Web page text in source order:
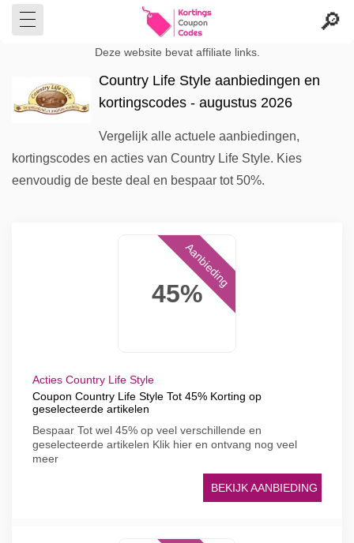
Deze website bevat affiliate links.
Country Life Style aanbiedingen en
kortingscodes - augustus 2026
Vergelijk alle actuele aanbiedingen,
kortingscodes en acties van Country Life Style. Kies
eenvoudig de beste deal en bespaar tot 50%.
45%
Aanbieding
Acties Country Life Style
Coupon Country Life Style Tot 45% Korting op
geselecteerde artikelen
Bespaar Tot wel 45% op veel verschillende en
geselecteerde artikelen Klik hier en ontvang nog veel
meer
BEKIJK AANBIEDING